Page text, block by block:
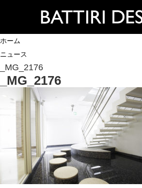
ホーム
ニュース
_MG_2176
_MG_2176